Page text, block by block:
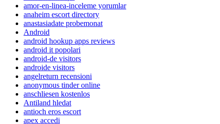
amor-en-linea-inceleme yorumlar
anaheim escort directory
anastasiadate probemonat
Android
android hookup apps reviews
android it popolari
android-de visitors
androide visitors
angelreturn recensioni
anonymous tinder online
anschliesen kostenlos
Antiland hledat
antioch eros escort
apex accedi